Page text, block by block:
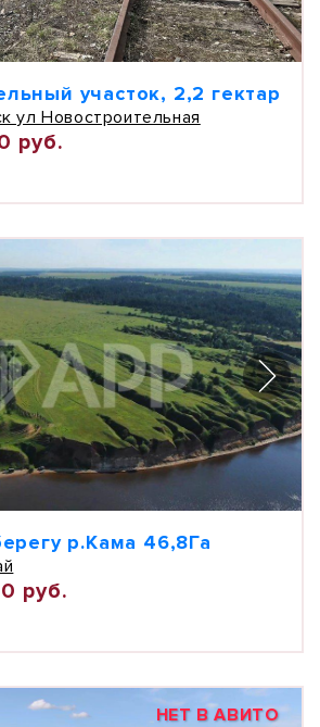
участок, 2,2 гектар
ул Новостроительная
руб.
р.Кама 46,8Га
руб.
НЕТ В АВИТО